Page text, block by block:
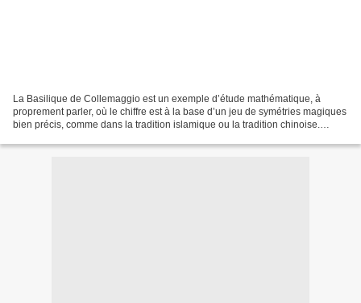
La Basilique de Collemaggio est un exemple d’étude mathématique, à
proprement parler, où le chiffre est à la base d’un jeu de symétries magiques
bien précis, comme dans la tradition islamique ou la tradition chinoise.